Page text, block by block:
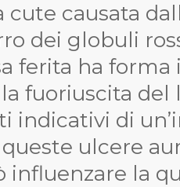
cute causata
dei globuli
ferita ha
fuoriuscita
indicativi di
queste ulcere
influenzare la